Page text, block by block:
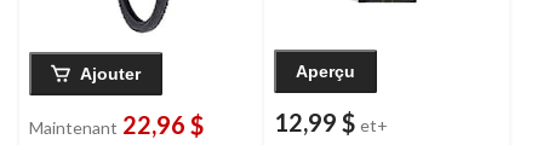
Ajouter
Maintenant 22,96 $
Aperçu
12,99 $ et+